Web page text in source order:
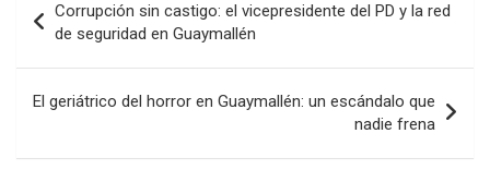
de
entradas
Corrupción sin castigo: el vicepresidente del PD y la red
de seguridad en Guaymallén
El geriátrico del horror en Guaymallén: un escándalo que
nadie frena